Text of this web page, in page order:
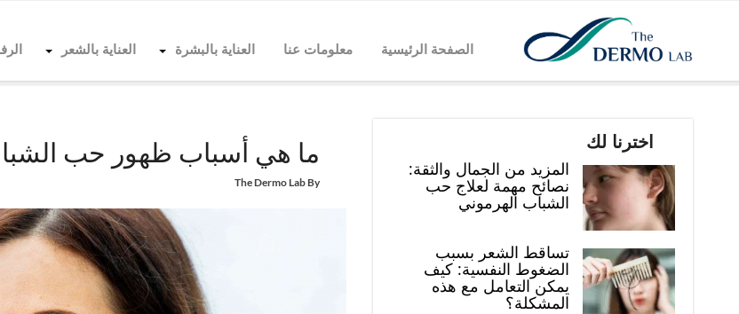
الصفحة الرئيسية معلومات عنا العناية بالبشرة العناية بالشعر
ما هي أسباب ظهور حب
By
The Dermo Lab
اخترنا لك
المزيد من الجمال والثقة:
نصائح مهمة لعلاج حب
الشباب الهرموني
تساقط الشعر بسبب
الضغوط النفسية: كيف
يمكن التعامل مع هذه
المشكلة؟